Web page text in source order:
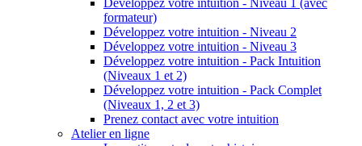
Développez votre intuition - Niveau 1 (avec
formateur)
Développez votre intuition - Niveau 2
Développez votre intuition - Niveau 3
Développez votre intuition - Pack Intuition
(Niveaux 1 et 2)
Développez votre intuition - Pack Complet
(Niveaux 1, 2 et 3)
Prenez contact avec votre intuition
Atelier en ligne